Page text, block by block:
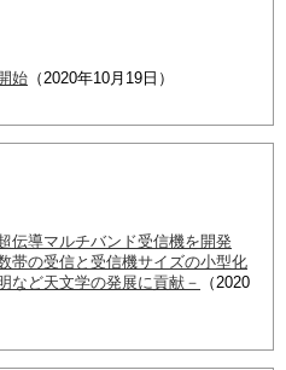
始 （2020年10月19日）
伝導マルチバンド受信機を開発
帯の受信と受信機サイズの小型化
など天文学の発展に貢献－
（2020